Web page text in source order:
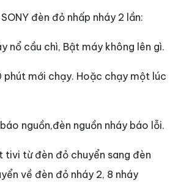
đèn đỏ nhấp nháy 2 lần:
nổ cầu chì, Bật máy không lên gì.
phút mới chạy. Hoặc chạy một lúc
nguồn,đèn nguồn nháy báo lỗi.
tivi từ đèn đỏ chuyển sang đèn
về đèn đỏ nháy 2, 8 nháy